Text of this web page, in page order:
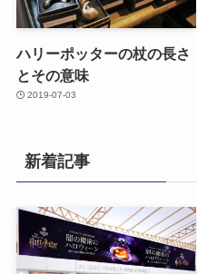
ハリーポッターの杖の長さ
とその意味
2019-07-03
新着記事